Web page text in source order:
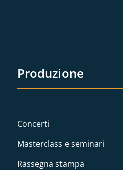
Produzione
Concerti
Masterclass e seminari
Rassegna stampa